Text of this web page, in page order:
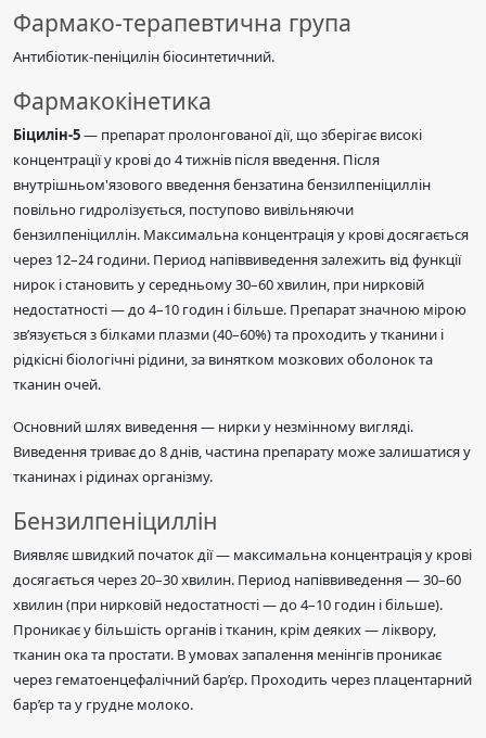
Фармако-терапевтична група
Антибіотик-пеніцилін біосинтетичний.
Фармакокінетика
Біцилін-5— препарат пролонгованої дії, що зберігає високі
концентрації у крові до 4 тижнів після введення. Після
внутрішньом'язового введення бензатина бензилпеніциллін
повільно гидролізується, поступово вивільняючи
бензилпеніциллін. Максимальна концентрація у крові досягається
через 12–24 години. Период напіввиведення залежить від функції
нирок і становить у середньому 30–60 хвилин, при нирковій
недостатності — до 4–10 годин і більше. Препарат значною мірою
зв’язується з білками плазми (40–60%) та проходить у тканини і
рідкісні біологічні рідини, за винятком мозкових оболонок та
тканин очей.
Основний шлях виведення — нирки у незмінному вигляді.
Виведення триває до 8 днів, частина препарату може залишатися у
тканинах і рідинах організму.
Бензилпеніциллін
Виявляє швидкий початок дії — максимальна концентрація у крові
досягається через 20–30 хвилин. Период напіввиведення — 30–60
хвилин (при нирковій недостатності — до 4–10 годин і більше).
Проникає у більшість органів і тканин, крім деяких — ліквору,
тканин ока та простати. В умовах запалення менінгів проникає
через гематоенцефалічний бар’єр. Проходить через плацентарний
бар’єр та у грудне молоко.